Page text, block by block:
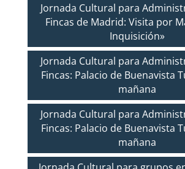
Jornada Cultural para
Fincas de Madrid: Visita por
Inquisición»
Jornada Cultural para
Fincas: Palacio de Buenavista
mañana
Jornada Cultural para
Fincas: Palacio de Buenavista
mañana